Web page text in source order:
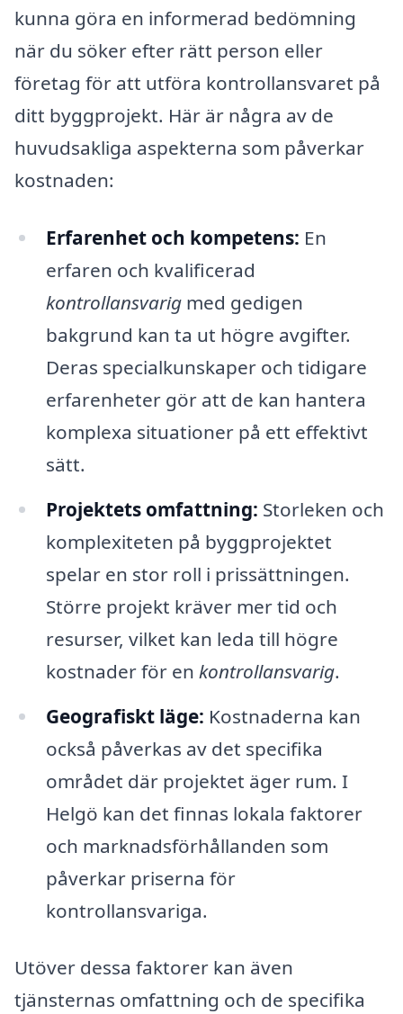
kunna göra en informerad bedömning
när du söker efter rätt person eller
företag för att utföra kontrollansvaret på
ditt byggprojekt. Här är några av de
huvudsakliga aspekterna som påverkar
kostnaden:
Erfarenhet och kompetens: En
erfaren och kvalificerad
kontrollansvarigmed gedigen
bakgrund kan ta ut högre avgifter.
Deras specialkunskaper och tidigare
erfarenheter gör att de kan hantera
komplexa situationer på ett effektivt
sätt.
Projektets omfattning: Storleken och
komplexiteten på byggprojektet
spelar en stor roll i prissättningen.
Större projekt kräver mer tid och
resurser, vilket kan leda till högre
kostnader för en kontrollansvarig.
Geografiskt läge: Kostnaderna kan
också påverkas av det specifika
området där projektet äger rum. I
Helgö kan det finnas lokala faktorer
och marknadsförhållanden som
påverkar priserna för
kontrollansvariga.
Utöver dessa faktorer kan även
tjänsternas omfattning och de specifika